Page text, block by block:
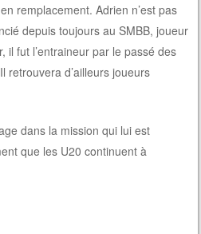
remplacement. Adrien n’est pas
depuis toujours au SMBB, joueur
il fut l’entraineur par le passé des
retrouvera d’ailleurs joueurs
dans la mission qui lui est
que les U20 continuent à